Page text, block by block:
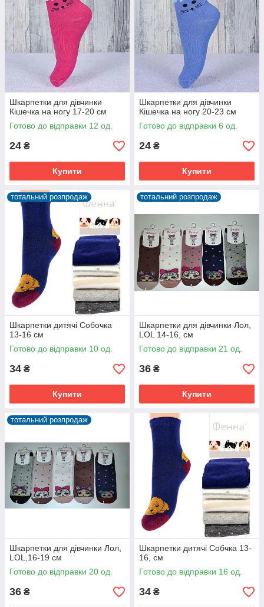
Шкарпетки для дівчинки
Кішечка на ногу 17-20 см
Готово до відправки 12 од.
24 ₴
Купити
Шкарпетки для дівчинки
Кішечка на ногу 20-23 см
Готово до відправки 6 од.
24 ₴
Купити
тотальний розпродаж
Шкарпетки дитячі Собочка
13-16 см
Готово до відправки 10 од.
34 ₴
Купити
тотальний розпродаж
Шкарпетки для дівчинки Лол,
LOL 14-16, см
Готово до відправки 21 од.
36 ₴
Купити
тотальний розпродаж
Шкарпетки для дівчинки Лол,
LOL,16-19 см
Готово до відправки 20 од.
36 ₴
Шкарпетки дитячі Собчка 13-
16, см
Готово до відправки 16 од.
34 ₴